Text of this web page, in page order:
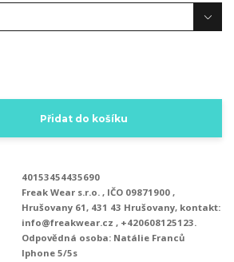
Přidat do košíku
40153454435690
Freak Wear s.r.o. , IČO 09871900 ,
Hrušovany 61, 431 43 Hrušovany, kontakt:
info@freakwear.cz , +420608125123.
Odpovědná osoba: Natálie Franců
Iphone 5/5s